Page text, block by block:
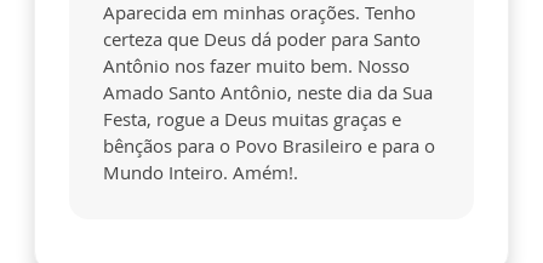
Aparecida em minhas orações. Tenho
certeza que Deus dá poder para Santo
Antônio nos fazer muito bem. Nosso
Amado Santo Antônio, neste dia da Sua
Festa, rogue a Deus muitas graças e
bênçãos para o Povo Brasileiro e para o
Mundo Inteiro. Amém!.